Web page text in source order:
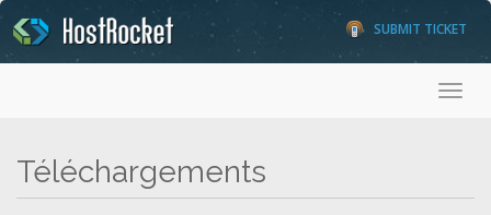
SUBMIT TICKET
Téléchargements